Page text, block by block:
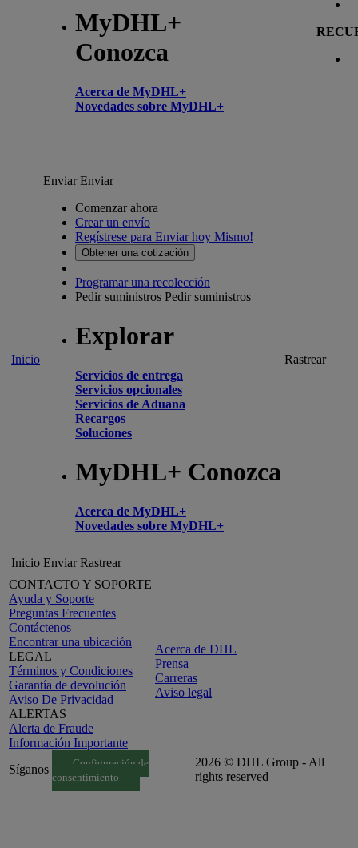
MyDHL+
Conozca
Acerca de MyDHL+
Novedades sobre MyDHL+
Inicio
EnviarEnviar
Comenzar ahora
Crear un envío
Regístrese para Enviar hoy Mismo!
Obtener una cotización
Programar una recolección
Pedir suministros Pedir suministros
Explorar
Servicios de entrega
Servicios opcionales
Servicios de Aduana
Recargos
Soluciones
MyDHL+ Conozca
Acerca de MyDHL+
Novedades sobre MyDHL+
Rastrear
Inicio Enviar Rastrear
CONTACTO Y SOPORTE
Ayuda y Soporte
Preguntas Frecuentes
Contáctenos
Encontrar una ubicación
LEGAL
Términos y Condiciones
Garantía de devolución
Aviso De Privacidad
ALERTAS
Alerta de Fraude
Información Importante
Acerca de DHL
Prensa
Carreras
Aviso legal
Síganos
Configuración de
consentimiento
2026 © DHL Group - All
rights reserved